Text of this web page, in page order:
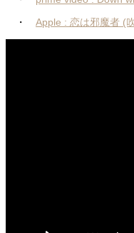
・ Apple : 恋は邪魔者 (